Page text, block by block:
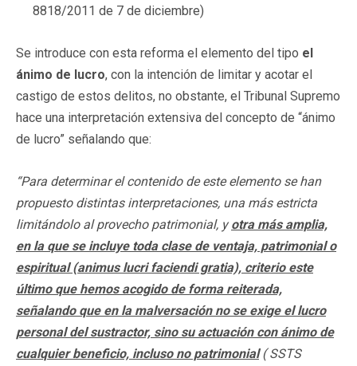
8818/2011 de 7 de diciembre)
Se introduce con esta reforma el elemento del tipo el
ánimo de lucro, con la intención de limitar y acotar el
castigo de estos delitos, no obstante, el Tribunal Supremo
hace una interpretación extensiva del concepto de “ánimo
de lucro” señalando que:
“Para determinar el contenido de este elemento se han
propuesto distintas interpretaciones, una más estricta
limitándolo al provecho patrimonial, yotra más amplia,
en la que se incluye toda clase de ventaja, patrimonial o
espiritual (animus lucri faciendi gratia), criterio este
último que hemos acogido de forma reiterada,
señalando que en la malversación no se exige el lucro
personal del sustractor, sino su actuación con ánimo de
cualquier beneficio, incluso no patrimonial ( SSTS